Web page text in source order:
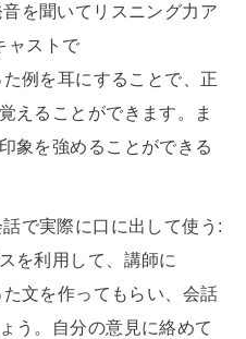
を聞いてリスニング力ア
ャストで
例を耳にすることで、正
えることができます。ま
象を強めることができる
で実際に口に出して使う:
を利用して、講師に
文を作ってもらい、会話
う。自分の意見に絡めて